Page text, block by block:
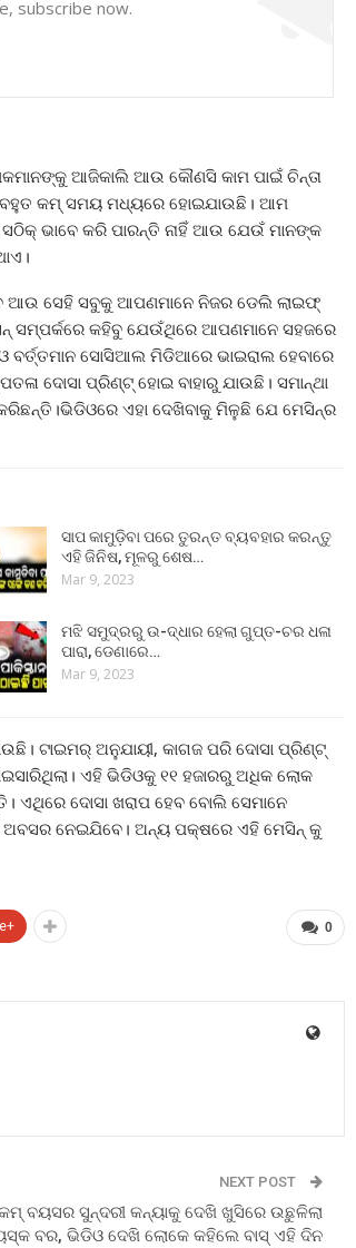
subscribe now.
ଆଜିକାଲି ଆଉ କୌଣସି କାମ ପାଇଁ ଚିନ୍ତା
ବହୁତ କମ୍ ସମୟ ମଧ୍ୟରେ ହୋଇଯାଉଛି। ଆମ
ଭାବେ କରି ପାରନ୍ତି ନାହିଁ ଆଉ ଯେଉଁ ମାନଙ୍କ
ଆଉ ସେହି ସବୁକୁ ଆପଣମାନେ ନିଜର ଡେଲି ଲାଇଫ୍
କହିବୁ ଯେଉଁଥିରେ ଆପଣମାନେ ସହଜରେ
ବର୍ତ୍ତମାନ ସୋସିଆଲ ମିଡିଆରେ ଭାଇରାଲ ହେବାରେ
ଦୋସା ପ୍ରିଣ୍ଟ୍ ହୋଇ ବାହାରୁ ଯାଉଛି। ସମାନ୍ଥା
ଏହା ଦେଖିବାକୁ ମିଳୁଛି ଯେ ମେସିନ୍‌ର
ସାପ କାମୁଡ଼ିବା ପରେ ତୁରନ୍ତ ବ୍ୟବହାର କରନ୍ତୁ
ଏହି ଜିନିଷ, ମୂଳରୁ ଶେଷ…
Mar 9, 2023
ମଝି ସମୁଦ୍ରରୁ ଉ-ଦ୍ଧାର ହେଲା ଗୁପ୍ତ-ଚର ଧଳା
ପାରା, ଡେଣାରେ…
Mar 9, 2023
ଟାଇମର୍ ଅନୁଯାୟୀ, କାଗଜ ପରି ଦୋସା ପ୍ରିଣ୍ଟ୍
ଏହି ଭିଡିଓକୁ ୧୧ ହଜାରରୁ ଅଧିକ ଲୋକ
ଏଥିରେ ଦୋସା ଖରାପ ହେବ ବୋଲି ସେମାନେ
ଅବସର ନେଇଯିବେ। ଅନ୍ୟ ପକ୍ଷରେ ଏହି ମେସିନ୍ କୁ
0
NEXT POST
ବୟସର ସୁନ୍ଦରୀ କନ୍ୟାକୁ ଦେଖି ଖୁସିରେ ଉଛୁଳିଲା
ବର, ଭିଡିଓ ଦେଖି ଲୋକେ କହିଲେ ବାସ୍ ଏହି ଦିନ